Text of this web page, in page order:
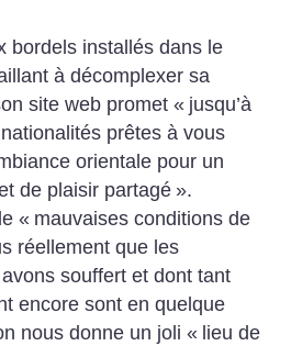
bordels installés dans le
à décomplexer sa
site web promet « jusqu’à
prêtes à vous
orientale pour un
de plaisir partagé ».
« mauvaises conditions de
réellement que les
souffert et dont tant
encore sont en quelque
nous donne un joli « lieu de